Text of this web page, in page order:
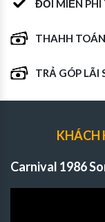
ĐỔI MIỄN PHÍ
THAHH
TRẢ GÓP LÃI
KHÁCH
Carnival 1986